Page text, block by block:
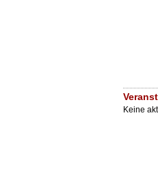
Keine